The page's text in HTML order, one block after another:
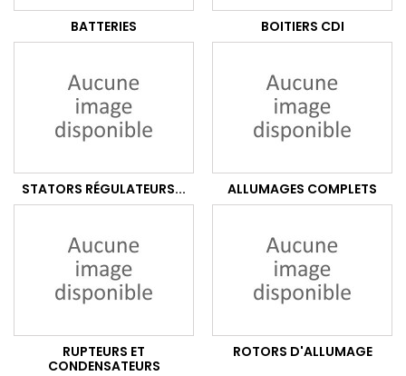
BATTERIES BOITIERS CDI
STATORS RÉGULATEURS... ALLUMAGES COMPLETS
RUPTEURS ET
CONDENSATEURS
ROTORS D'ALLUMAGE